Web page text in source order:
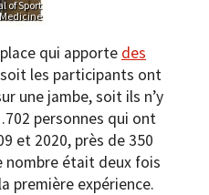
of Sport
Medicine
qui apporte des
les participants ont
une jambe, soit ils n’y
personnes qui ont
et 2020, près de 350
nombre était deux fois
première expérience.